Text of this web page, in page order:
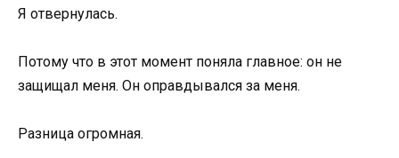
Я отвернулась.
Потому что в этот момент поняла главное: он не
защищал меня. Он оправдывался за меня.
Разница огромная.